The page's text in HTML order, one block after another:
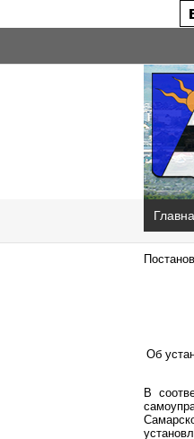
Об
В